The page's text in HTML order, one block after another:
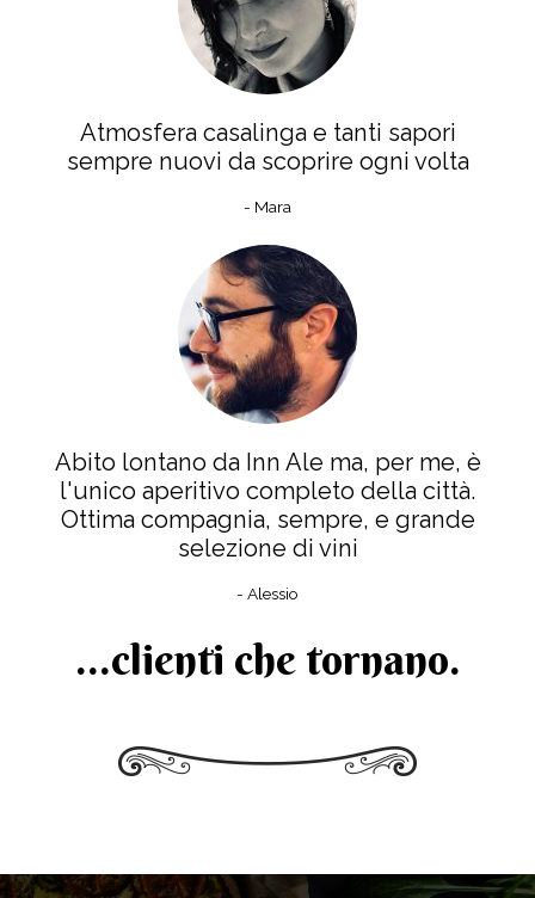
Atmosfera casalinga e tanti sapori
sempre nuovi da scoprire ogni volta
- Mara
Abito lontano da Inn Ale ma, per me, è
l'unico aperitivo completo della città.
Ottima compagnia, sempre, e grande
selezione di vini
- Alessio
...clienti che tornano.